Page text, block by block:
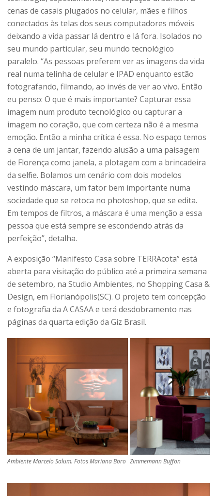
cenas de casais plugados no celular, mães e filhos
conectados às telas dos seus computadores móveis
deixando a vida passar lá dentro e lá fora. Isolados no
seu mundo particular, seu mundo tecnológico
paralelo. “As pessoas preferem ver as imagens da vida
real numa telinha de celular e IPAD enquanto estão
fotografando, filmando, ao invés de ver ao vivo. Então
eu penso: O que é mais importante? Capturar essa
imagem num produto tecnológico ou capturar a
imagem no coração, que com certeza não é a mesma
emoção. Então a minha crítica é essa. No espaço temos
a cena de um jantar, fazendo alusão a uma paisagem
de Florença como janela, a plotagem com a brincadeira
da selfie. Bolamos um cenário com dois modelos
vestindo máscara, um fator bem importante numa
sociedade que se retoca no photoshop, que se edita.
Em tempos de filtros, a máscara é uma menção a essa
pessoa que está sempre se escondendo atrás da
perfeição”, detalha.
A exposição “Manifesto Casa sobre TERRAcota” está
aberta para visitação do público até a primeira semana
de setembro, na Studio Ambientes, no Shopping Casa &
Design, em Florianópolis(SC). O projeto tem concepção
e fotografia da A CASAA e terá desdobramento nas
páginas da quarta edição da Giz Brasil.
Ambiente Marcelo Salum. Fotos Mariana Boro Zimmemann Buffon